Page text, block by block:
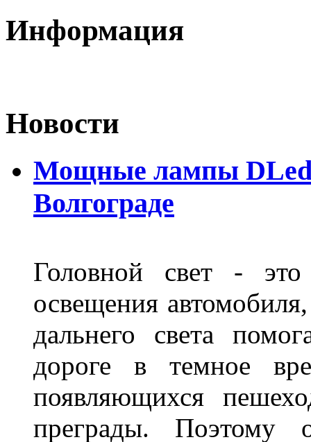
Информация
Новости
Мощные лампы DLed
Волгограде
Головной свет -
освещения
дальнего света
дороге в темное
появляющихся
преграды. Поэтому